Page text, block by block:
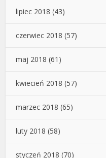
lipiec 2018 (43)
czerwiec 2018 (57)
maj 2018 (61)
kwiecień 2018 (57)
marzec 2018 (65)
luty 2018 (58)
styczeń 2018 (70)